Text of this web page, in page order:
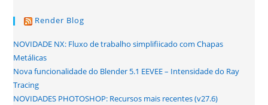
Render Blog
NOVIDADE NX: Fluxo de trabalho simplifiicado com Chapas
Metálicas
Nova funcionalidade do Blender 5.1 EEVEE – Intensidade do Ray
Tracing
NOVIDADES PHOTOSHOP: Recursos mais recentes (v27.6)